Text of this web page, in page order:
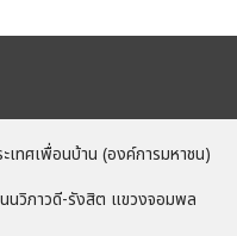
ทศเพื่อนบ้าน (องค์การมหาชน)
นวิภาวดี-รังสิต แขวงจอมพล